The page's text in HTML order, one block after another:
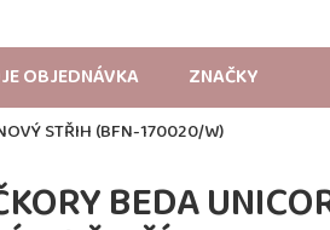
OBJEDNÁVKA ZNAČKY
STŘIH (BFN-170020/W)
BEDA